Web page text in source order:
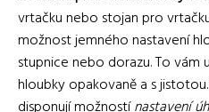
vrtačku nebo stojan pro
možnost jemného nastavení
stupnice nebo dorazu. To
hloubky opakovaně a s